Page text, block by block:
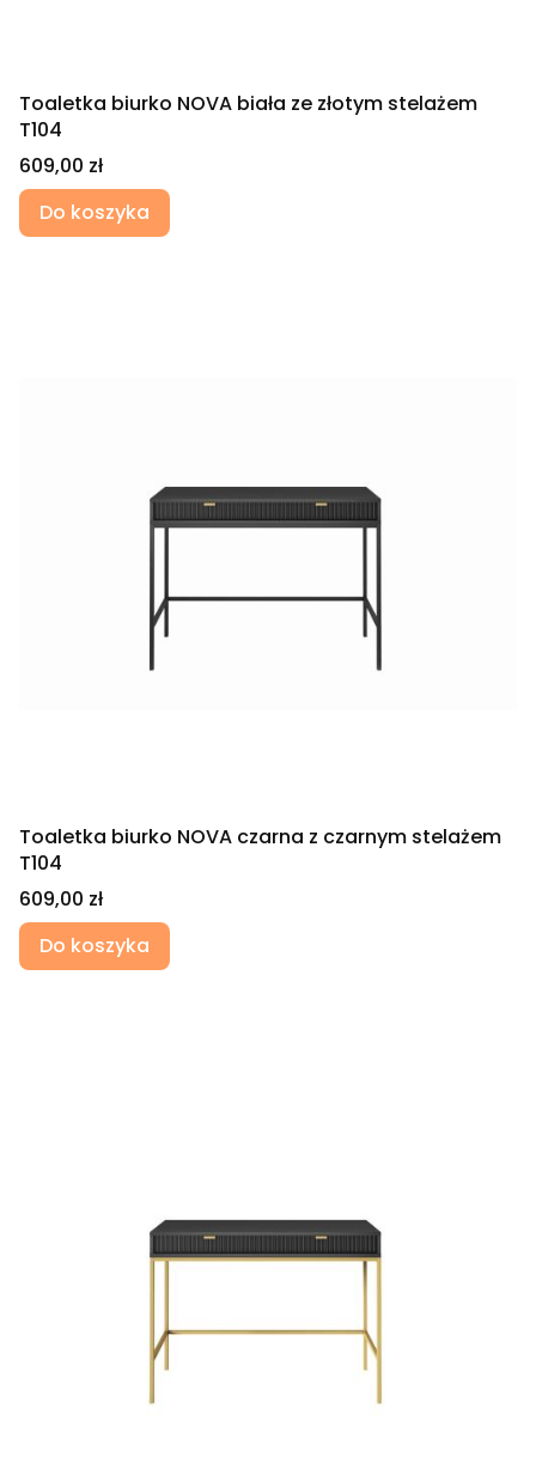
Toaletka biurko NOVA biała ze złotym stelażem
T104
Cena
609,00 zł
Do koszyka
Toaletka biurko NOVA czarna z czarnym stelażem
T104
Cena
609,00 zł
Do koszyka